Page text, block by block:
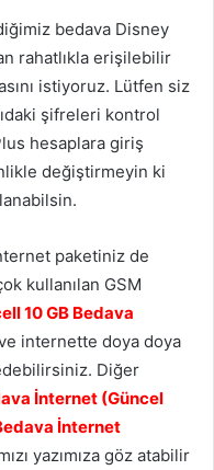
bedava Disney
rahatlıkla erişilebilir
istiyoruz. Lütfen siz
şifreleri kontrol
hesaplara giriş
değiştirmeyin ki
paketiniz de
kullanılan GSM
10 GB Bedava
internette doya doya
Diğer
İnternet (Güncel
İnternet
yazımıza göz atabilir